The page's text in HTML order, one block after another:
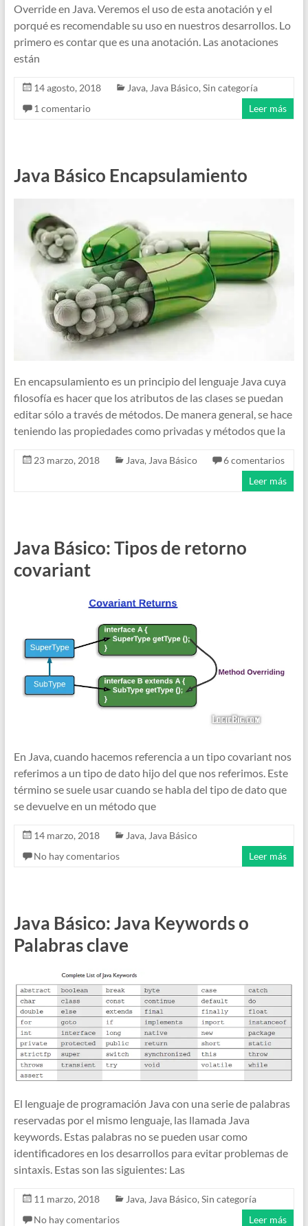
Override en Java. Veremos el uso de esta anotación y el
porqué es recomendable su uso en nuestros desarrollos. Lo
primero es contar que es una anotación. Las anotaciones
están
14 agosto, 2018 Java, Java Básico, Sin categoría
1 comentario
Leer más
Java Básico Encapsulamiento
En encapsulamiento es un principio del lenguaje Java cuya
filosofía es hacer que los atributos de las clases se puedan
editar sólo a través de métodos. De manera general, se hace
teniendo las propiedades como privadas y métodos que la
23 marzo, 2018 Java,Java Básico
6 comentarios
Leer más
Java Básico: Tipos de retorno
covariant
En Java, cuando hacemos referencia a un tipo covariant nos
referimos a un tipo de dato hijo del que nos referimos. Este
término se suele usar cuando se habla del tipo de dato que
se devuelve en un método que
14 marzo, 2018 Java, Java Básico
No hay comentarios
Leer más
Java Básico: Java Keywords o
Palabras clave
El lenguaje de programación Java con una serie de palabras
reservadas por el mismo lenguaje, las llamada Java
keywords. Estas palabras no se pueden usar como
identificadores en los desarrollos para evitar problemas de
sintaxis. Estas son las siguientes: Las
11 marzo, 2018 Java, Java Básico, Sin categoría
No hay comentarios
Leer más